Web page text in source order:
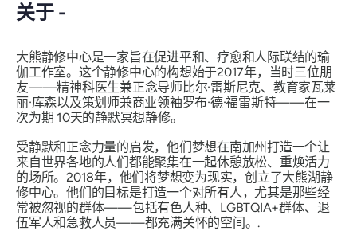
关于 -
大熊静修中心是一家旨在促进平和、疗愈和人际联结的瑜
伽工作室。这个静修中心的构想始于2017年，当时三位朋
友——精神科医生兼正念导师比尔·雷斯尼克、教育家瓦莱
丽·库森以及策划师兼商业领袖罗布·德·福雷斯特——在一
次为期 10天的静默冥想静修。
受静默和正念力量的启发，他们梦想在南加州打造一个让
来自世界各地的人们都能聚集在一起休憩放松、重焕活力
的场所。2018年，他们将梦想变为现实，创立了大熊湖静
修中心。他们的目标是打造一个对所有人，尤其是那些经
常被忽视的群体——包括有色人种、LGBTQIA+群体、退
伍军人和急救人员——都充满关怀的空间。.